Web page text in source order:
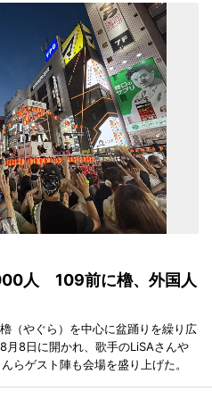
人 109前に櫓、外国人
（やぐら）を中心に盆踊りを繰り広
8日に開かれ、歌手のLiSAさんや
らゲスト陣も会場を盛り上げた。